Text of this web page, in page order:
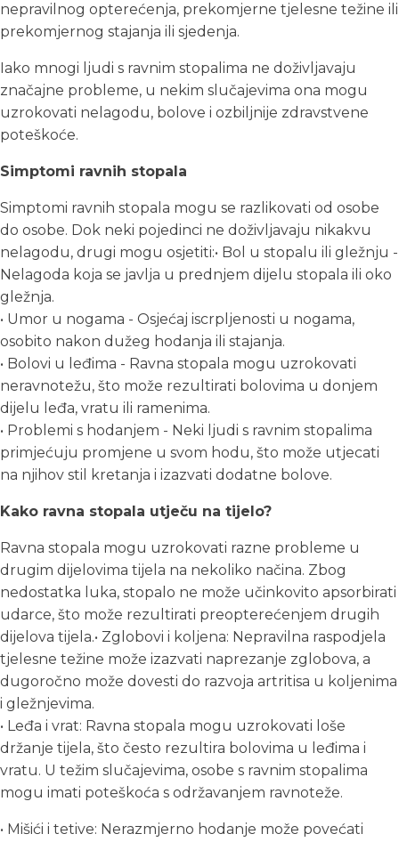
nepravilnog opterećenja, prekomjerne tjelesne težine ili
prekomjernog stajanja ili sjedenja.
Iako mnogi ljudi s ravnim stopalima ne doživljavaju
značajne probleme, u nekim slučajevima ona mogu
uzrokovati nelagodu, bolove i ozbiljnije zdravstvene
poteškoće.
Simptomi ravnih stopala
Simptomi ravnih stopala mogu se razlikovati od osobe
do osobe. Dok neki pojedinci ne doživljavaju nikakvu
nelagodu, drugi mogu osjetiti:• Bol u stopalu ili gležnju -
Nelagoda koja se javlja u prednjem dijelu stopala ili oko
gležnja.
• Umor u nogama - Osjećaj iscrpljenosti u nogama,
osobito nakon dužeg hodanja ili stajanja.
• Bolovi u leđima - Ravna stopala mogu uzrokovati
neravnotežu, što može rezultirati bolovima u donjem
dijelu leđa, vratu ili ramenima.
• Problemi s hodanjem - Neki ljudi s ravnim stopalima
primjećuju promjene u svom hodu, što može utjecati
na njihov stil kretanja i izazvati dodatne bolove.
Kako ravna stopala utječu na tijelo?
Ravna stopala mogu uzrokovati razne probleme u
drugim dijelovima tijela na nekoliko načina. Zbog
nedostatka luka, stopalo ne može učinkovito apsorbirati
udarce, što može rezultirati preopterećenjem drugih
dijelova tijela.• Zglobovi i koljena: Nepravilna raspodjela
tjelesne težine može izazvati naprezanje zglobova, a
dugoročno može dovesti do razvoja artritisa u koljenima
i gležnjevima.
• Leđa i vrat: Ravna stopala mogu uzrokovati loše
držanje tijela, što često rezultira bolovima u leđima i
vratu. U težim slučajevima, osobe s ravnim stopalima
mogu imati poteškoća s održavanjem ravnoteže.
• Mišići i tetive: Nerazmjerno hodanje može povećati